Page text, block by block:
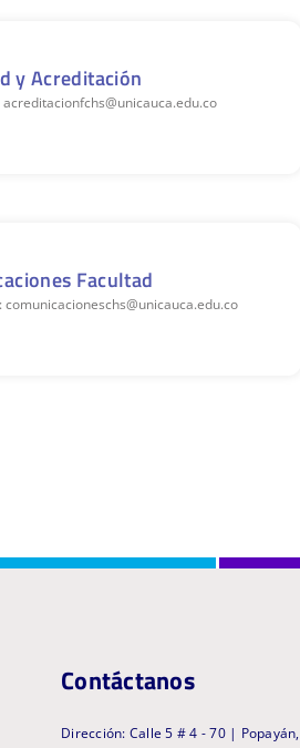
y Acreditación
Facultad
Contáctanos
Dirección: Calle 5 # 4 - 70 | Popayán,